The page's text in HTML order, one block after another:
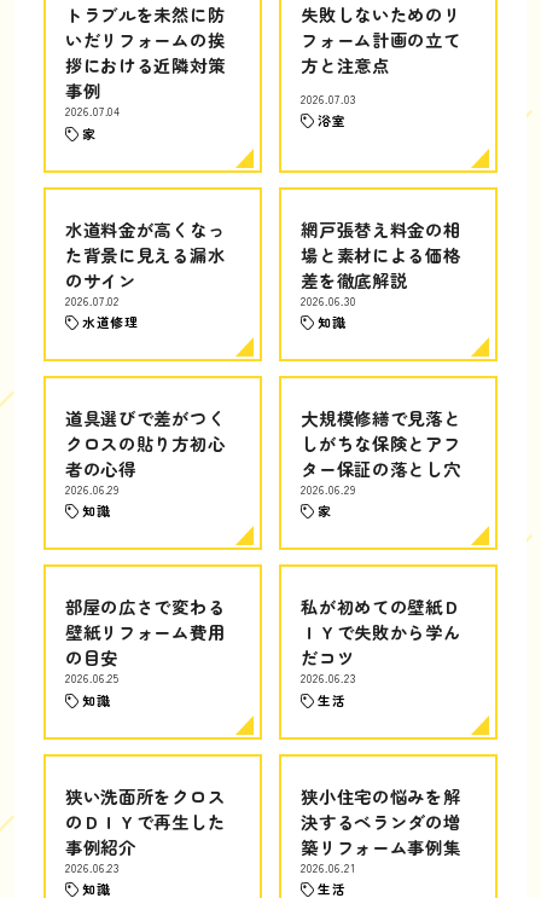
トラブルを未然に防
いだリフォームの挨
拶における近隣対策
事例
2026.07.04
家
失敗しないためのリ
フォーム計画の立て
方と注意点
2026.07.03
浴室
水道料金が高くなっ
た背景に見える漏水
のサイン
2026.07.02
水道修理
網戸張替え料金の相
場と素材による価格
差を徹底解説
2026.06.30
知識
道具選びで差がつく
クロスの貼り方初心
者の心得
2026.06.29
知識
大規模修繕で見落と
しがちな保険とアフ
ター保証の落とし穴
2026.06.29
家
部屋の広さで変わる
壁紙リフォーム費用
の目安
2026.06.25
知識
私が初めての壁紙Ｄ
ＩＹで失敗から学ん
だコツ
2026.06.23
生活
狭い洗面所をクロス
のＤＩＹで再生した
事例紹介
2026.06.23
知識
狭小住宅の悩みを解
決するベランダの増
築リフォーム事例集
2026.06.21
生活